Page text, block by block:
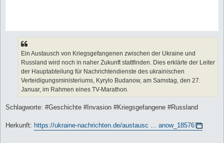
Ein Austausch von Kriegsgefangenen zwischen der Ukraine und
Russland wird noch in naher Zukunft stattfinden. Dies erklärte der Leiter
der Hauptabteilung für Nachrichtendienste des ukrainischen
Verteidigungsministeriums, Kyrylo Budanow, am Samstag, den 27.
Januar, im Rahmen eines TV-Marathon.
Schlagworte: #Geschichte #Invasion #Kriegsgefangene #Russland
Herkunft: https://ukraine-nachrichten.de/austausc ... anow_18576